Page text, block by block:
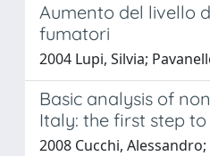
Aumento del livello
fumatori
2004 Lupi, Silvia;
Basic analysis of
Italy: the first step
2008 Cucchi,